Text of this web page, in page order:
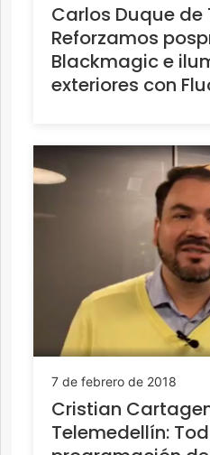
Carlos Duque de
Reforzamos
Blackmagic e
exteriores con
7 de febrero de 2018
Cristian
Telemedellín: